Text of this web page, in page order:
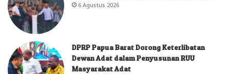
6 Agustus 2026
DPRP Papua Barat Dorong Keterlibatan
Dewan Adat dalam Penyusunan RUU
Masyarakat Adat